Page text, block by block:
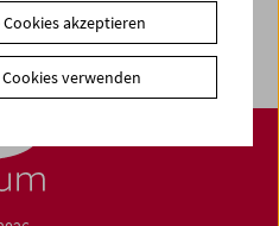
akzeptieren
verwenden